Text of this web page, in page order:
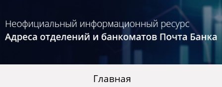
Главная